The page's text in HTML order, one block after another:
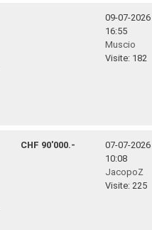
09-07-2026
16:55
Muscio
Visite: 182
CHF 90'000.-
07-07-2026
10:08
JacopoZ
Visite: 225